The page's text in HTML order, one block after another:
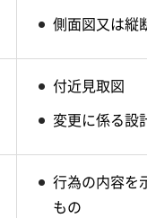
側面図又は縦
付近見取図
変更に係る設
行為の内容を
もの